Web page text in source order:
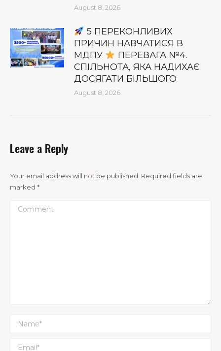
August 8, 2026
5 ПЕРЕКОНЛИВИХ
ПРИЧИН НАВЧАТИСЯ В
МДПУ
ПЕРЕВАГА №4.
СПІЛЬНОТА, ЯКА НАДИХАЄ
ДОСЯГАТИ БІЛЬШОГО
August 8, 2026
Leave a Reply
Your email address will not be published. Required fields are
marked *
Comment
Name *
Email *